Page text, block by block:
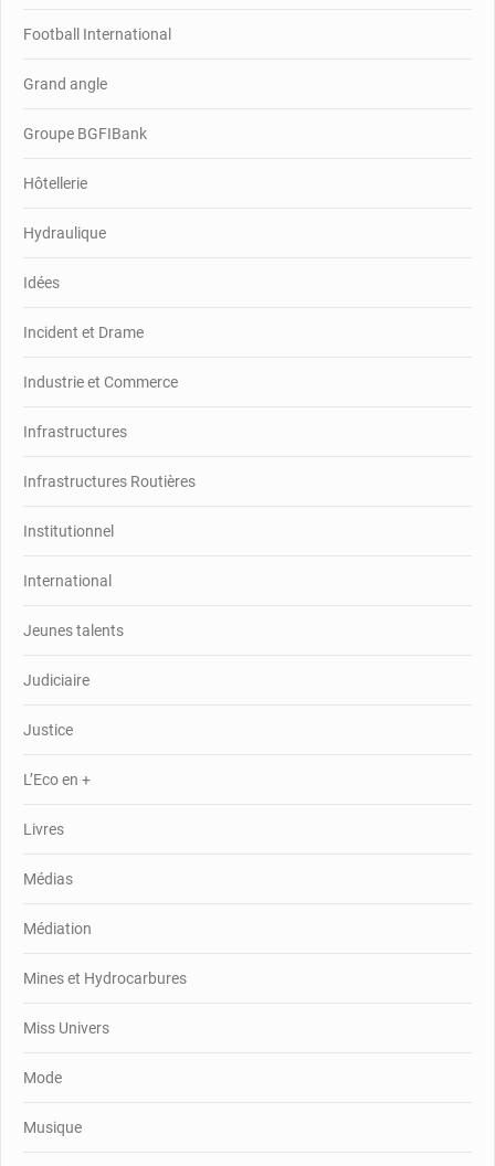
Football International
Grand angle
Groupe BGFIBank
Hôtellerie
Hydraulique
Idées
Incident et Drame
Industrie et Commerce
Infrastructures
Infrastructures Routières
Institutionnel
International
Jeunes talents
Judiciaire
Justice
L’Eco en +
Livres
Médias
Médiation
Mines et Hydrocarbures
Miss Univers
Mode
Musique